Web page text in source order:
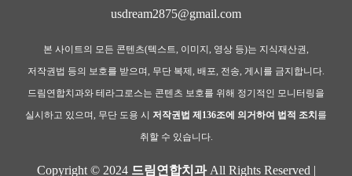
usdream2875@gmail.com
본 사이트의 모든 콘텐츠(텍스트, 이미지, 영상 등)는 지식재산권,
저작권법 등의 보호를 받으며, 무단 복제, 배포, 전송, 게시를 금지합니다.
드림연합치과와 테라그로스는 콘텐츠 보호를 위해 정기적인 모니터링을
실시하고 있으며, 무단 도용 시 저작권법 제136조에 의거하여 법적 조치 를
취할 수 있습니다.
Copyright © 2024 드림연합치과All Rights Reserved |